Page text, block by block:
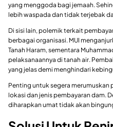
yang menggoda bagi jemaah.
lebih waspada dan tidak terjebak
Di sisi lain, polemik terkait
berbagai organisasi. MUI
Tanah Haram, sementara
pelaksanaannya di tanah air.
yang jelas demi menghindari
Penting untuk segera
lokasi dan jenis pembayaran dam.
diharapkan umat tidak akan